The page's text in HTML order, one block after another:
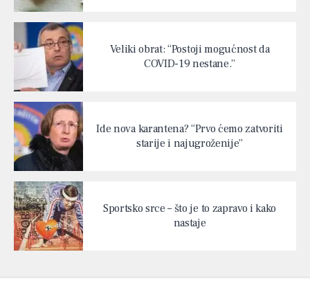
Veliki obrat: “Postoji mogućnost da
COVID-19 nestane.”
Ide nova karantena? “Prvo ćemo zatvoriti
starije i najugroženije”
Sportsko srce – što je to zapravo i kako
nastaje